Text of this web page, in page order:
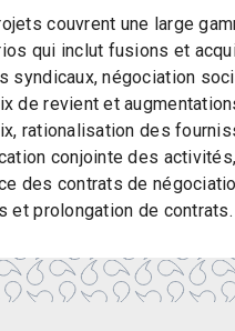
couvrent une large
qui inclut fusions et
syndicaux, négociation
de revient et
rationalisation des
conjointe des
des contrats de
et prolongation de contrats.